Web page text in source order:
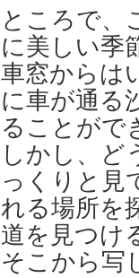
ところで、
に美しい季
車窓からは
に車が通る
ることがで
しかし、ど
っくりと見
れる場所を
道を見つけ
そこから写